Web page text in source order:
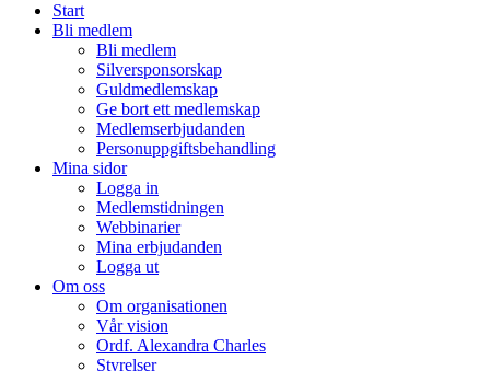
Start
Bli medlem
Bli medlem
Silversponsorskap
Guldmedlemskap
Ge bort ett medlemskap
Medlemserbjudanden
Personuppgiftsbehandling
Mina sidor
Logga in
Medlemstidningen
Webbinarier
Mina erbjudanden
Logga ut
Om oss
Om organisationen
Vår vision
Ordf. Alexandra Charles
Styrelser